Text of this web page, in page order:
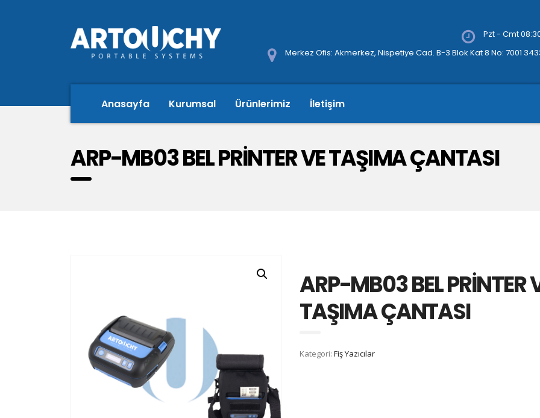
Pzt - Cmt
Merkez Ofis: Akmerkez, Nispetiye Cad. B-3 Blok Kat 8 No: 7001
Anasayfa Kurumsal Ürünlerimiz İletişim
ARP-MB03 BEL PRİNTER VE TAŞIMA ÇANTASI
ARP-MB03 BEL PRİNTER
TAŞIMA ÇANTASI
Kategori: Fiş Yazıcılar